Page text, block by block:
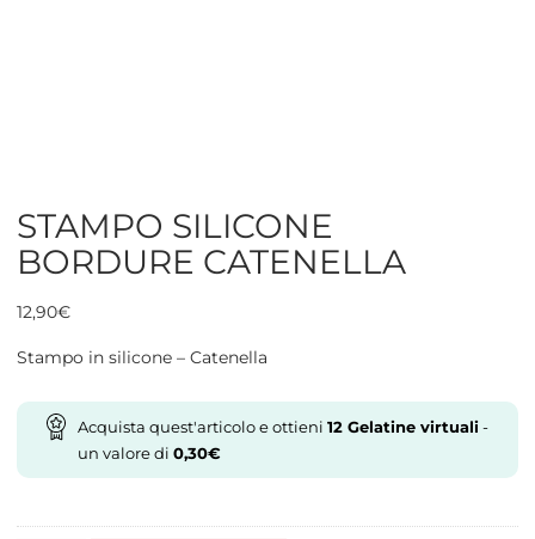
STAMPO SILICONE
BORDURE CATENELLA
12,90€
Stampo in silicone – Catenella
Acquista quest'articolo e ottieni 12Gelatine virtuali-
un valore di 0,30€